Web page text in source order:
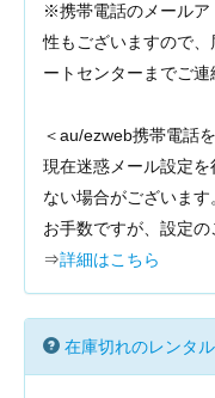
※携帯電話のメールア
性もございますので
ートセンターまでご連
＜au/ezweb携帯電話
現在迷惑メール設定
ない場合がございます
お手数ですが、設定の
⇒詳細はこちら
在庫切れのレンタ